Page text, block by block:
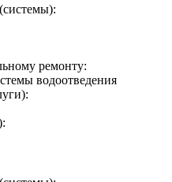
ремонту:
водоотведения